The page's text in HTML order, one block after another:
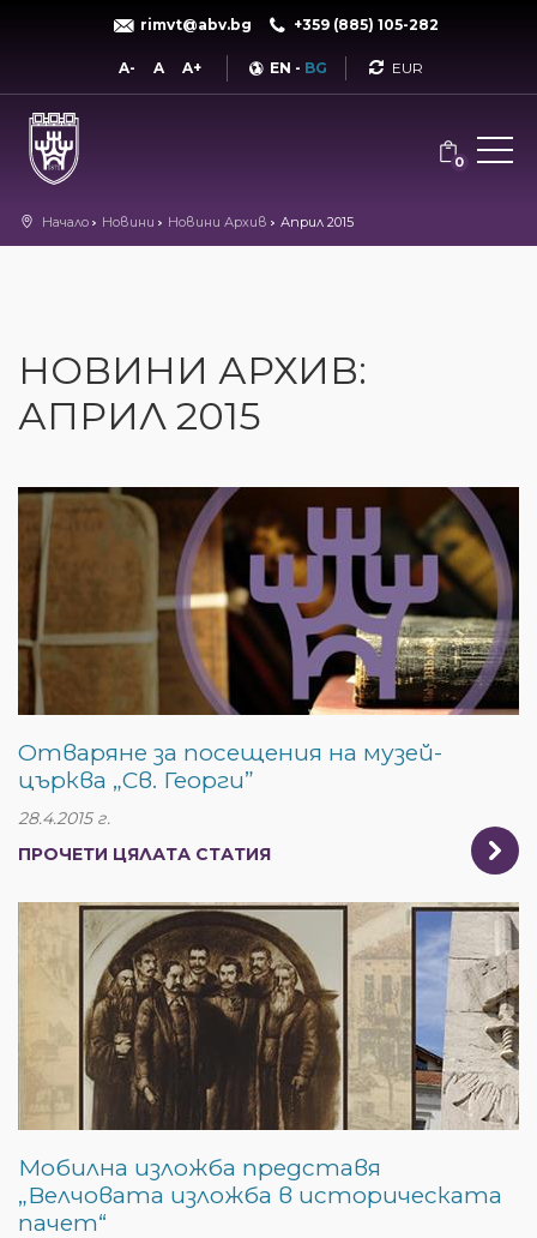
rimvt@abv.bg +359 (885) 105-282
A- A A+ EN - BG Currency
0
Начало Новини Новини Архив Април 2015
НОВИНИ АРХИВ:
АПРИЛ 2015
Отваряне за посещения на музей-
църква „Св. Георги”
28.4.2015 г.
ПРОЧЕТИ ЦЯЛАТА СТАТИЯ
Мобилна изложба представя
„Велчовата изложба в историческата
пачет“